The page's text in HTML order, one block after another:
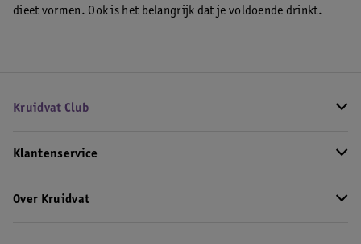
dieet vormen. Ook is het belangrijk dat je voldoende drinkt.
Kruidvat Club
Klantenservice
Over Kruidvat